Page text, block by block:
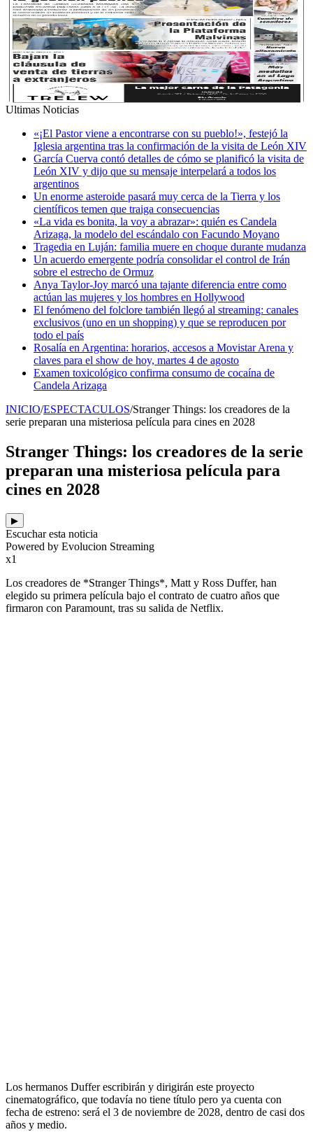
Ultimas Noticias
«¡El Pastor viene a encontrarse con su pueblo!», festejó la
Iglesia argentina tras la confirmación de la visita de León XIV
García Cuerva contó detalles de cómo se planificó la visita de
León XIV y dijo que su mensaje interpelará a todos los
argentinos
Un enorme asteroide pasará muy cerca de la Tierra y los
científicos temen que traiga consecuencias
«La vida es bonita, la voy a abrazar»: quién es Candela
Arizaga, la modelo del escándalo con Facundo Moyano
Tragedia en Luján: familia muere en choque durante mudanza
Un acuerdo emergente podría consolidar el control de Irán
sobre el estrecho de Ormuz
Anya Taylor-Joy marcó una tajante diferencia entre como
actúan las mujeres y los hombres en Hollywood
El fenómeno del folclore también llegó al streaming: canales
exclusivos (uno en un shopping) y que se reproducen por
todo el país
Rosalía en Argentina: horarios, accesos a Movistar Arena y
claves para el show de hoy, martes 4 de agosto
Examen toxicológico confirma consumo de cocaína de
Candela Arizaga
INICIO/ESPECTACULOS/Stranger Things: los creadores de la
serie preparan una misteriosa película para cines en 2028
Stranger Things: los creadores de la serie
preparan una misteriosa película para
cines en 2028
▶
Escuchar esta noticia
Powered by Evolucion Streaming
x1
Los creadores de *Stranger Things*, Matt y Ross Duffer, han
elegido su primera película bajo el contrato de cuatro años que
firmaron con Paramount, tras su salida de Netflix.
Los hermanos Duffer escribirán y dirigirán este proyecto
cinematográfico, que todavía no tiene título pero ya cuenta con
fecha de estreno: será el 3 de noviembre de 2028, dentro de casi dos
años y medio.